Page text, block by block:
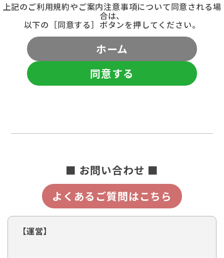
上記のご利用規約やご案内注意事項について同意される場
合は、
以下の［同意する］ボタンを押してください。
ホーム
同意する
■ お問い合わせ ■
よくあるご質問はこちら
【運営】